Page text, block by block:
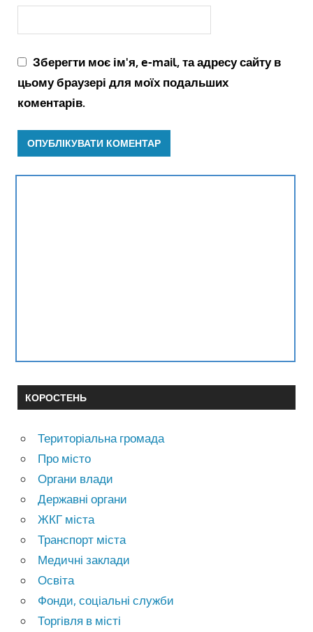
Зберегти моє ім'я, e-mail, та адресу сайту в
цьому браузері для моїх подальших
коментарів.
КОРОСТЕНЬ
Територіальна громада
Про місто
Органи влади
Державні органи
ЖКГ міста
Транспорт міста
Медичні заклади
Освіта
Фонди, соціальні служби
Торгівля в місті